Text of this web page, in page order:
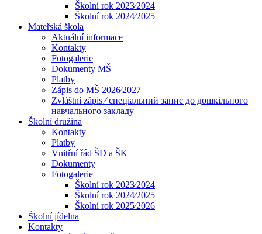
Školní rok 2023⁄2024
Školní rok 2024⁄2025
Mateřská škola
Aktuální informace
Kontakty
Fotogalerie
Dokumenty MŠ
Platby
Zápis do MŠ 2026⁄2027
Zvláštní zápis ⁄ спеціальний запис до дошкільного
навчального закладу
Školní družina
Kontakty
Platby
Vnitřní řád ŠD a ŠK
Dokumenty
Fotogalerie
Školní rok 2023⁄2024
Školní rok 2024⁄2025
Školní rok 2025⁄2026
Školní jídelna
Kontakty